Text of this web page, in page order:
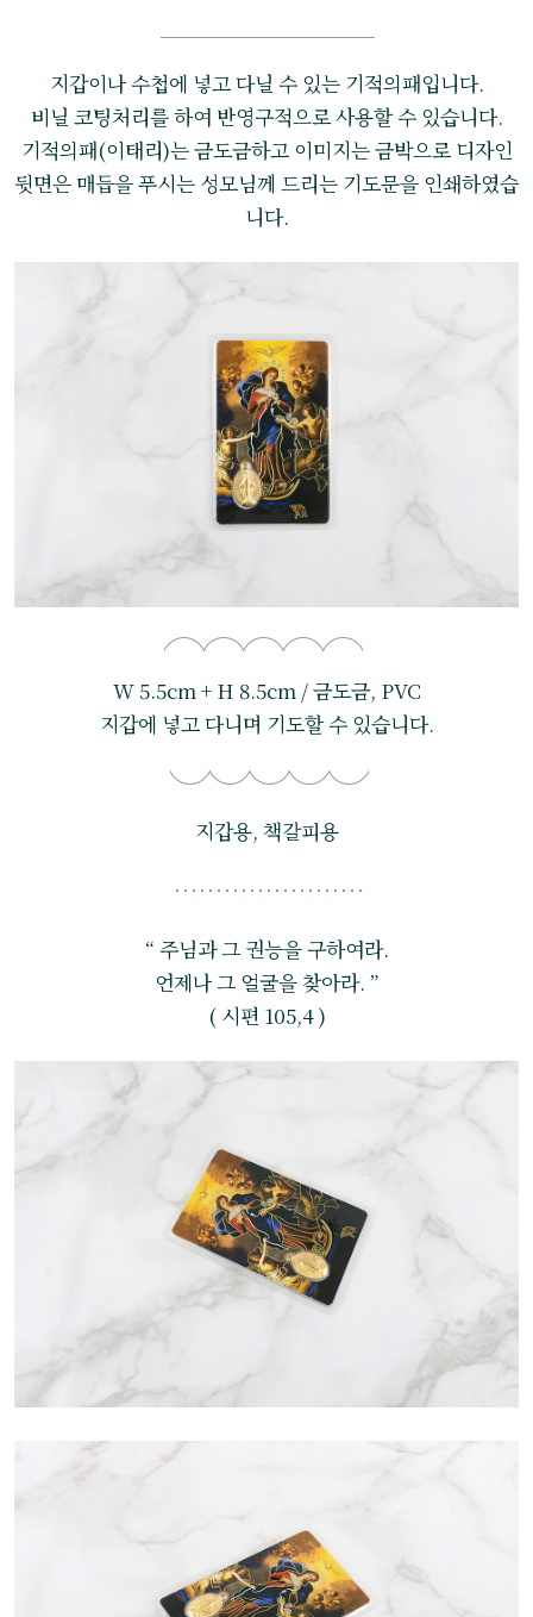
지갑이나 수첩에 넣고 다닐 수 있는 기적의패입니다.
비닐 코팅처리를 하여 반영구적으로 사용할 수 있습니다.
기적의패(이태리)는 금도금하고 이미지는 금박으로 디자인
뒷면은 매듭을 푸시는 성모님께 드리는 기도문을 인쇄하였습
니다.
W 5.5cm + H 8.5cm / 금도금, PVC
지갑에 넣고 다니며 기도할 수 있습니다.
지갑용, 책갈피용
“ 주님과 그 권능을 구하여라.
언제나 그 얼굴을 찾아라. ”
( 시편 105,4 )